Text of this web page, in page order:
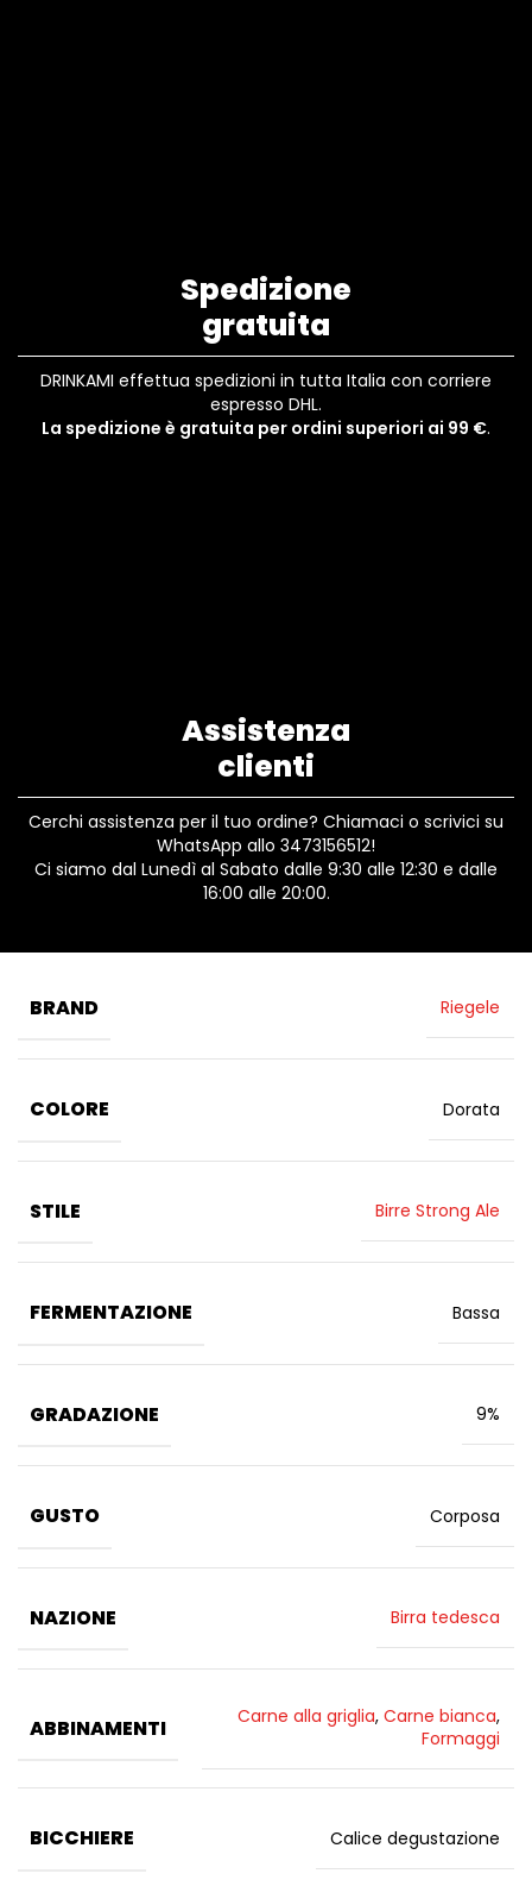
Spedizione
gratuita
DRINKAMI effettua spedizioni in tutta Italia con corriere
espresso DHL.
La spedizione è gratuita per ordini superiori ai 99 €.
Assistenza
clienti
Cerchi assistenza per il tuo ordine? Chiamaci o scrivici su
WhatsApp allo 3473156512!
Ci siamo dal Lunedì al Sabato dalle 9:30 alle 12:30 e dalle
16:00 alle 20:00.
BRAND Riegele
COLORE Dorata
STILE Birre Strong Ale
FERMENTAZIONE Bassa
GRADAZIONE 9%
GUSTO Corposa
NAZIONE Birra tedesca
ABBINAMENTI Carne alla griglia, Carne bianca,
Formaggi
BICCHIERE Calice degustazione